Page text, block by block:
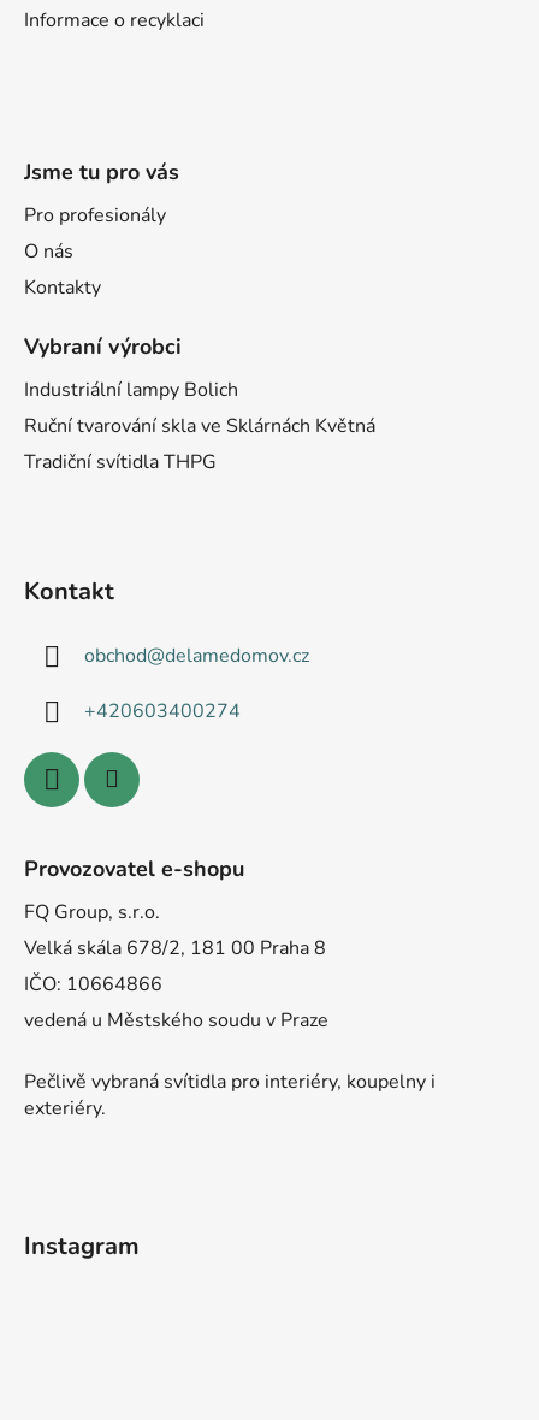
Informace o recyklaci
Jsme tu pro vás
Pro profesionály
O nás
Kontakty
Vybraní výrobci
Industriální lampy Bolich
Ruční tvarování skla ve Sklárnách Květná
Tradiční svítidla THPG
Kontakt
obchod@delamedomov.cz
+420603400274
Provozovatel e-shopu
FQ Group, s.r.o.
Velká skála 678/2, 181 00 Praha 8
IČO: 10664866
vedená u Městského soudu v Praze
Pečlivě vybraná svítidla pro interiéry, koupelny i
exteriéry.
Instagram